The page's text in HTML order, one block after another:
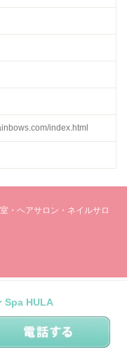
Spa HULA
index.html
・ヘアサロン・ネイルサロ